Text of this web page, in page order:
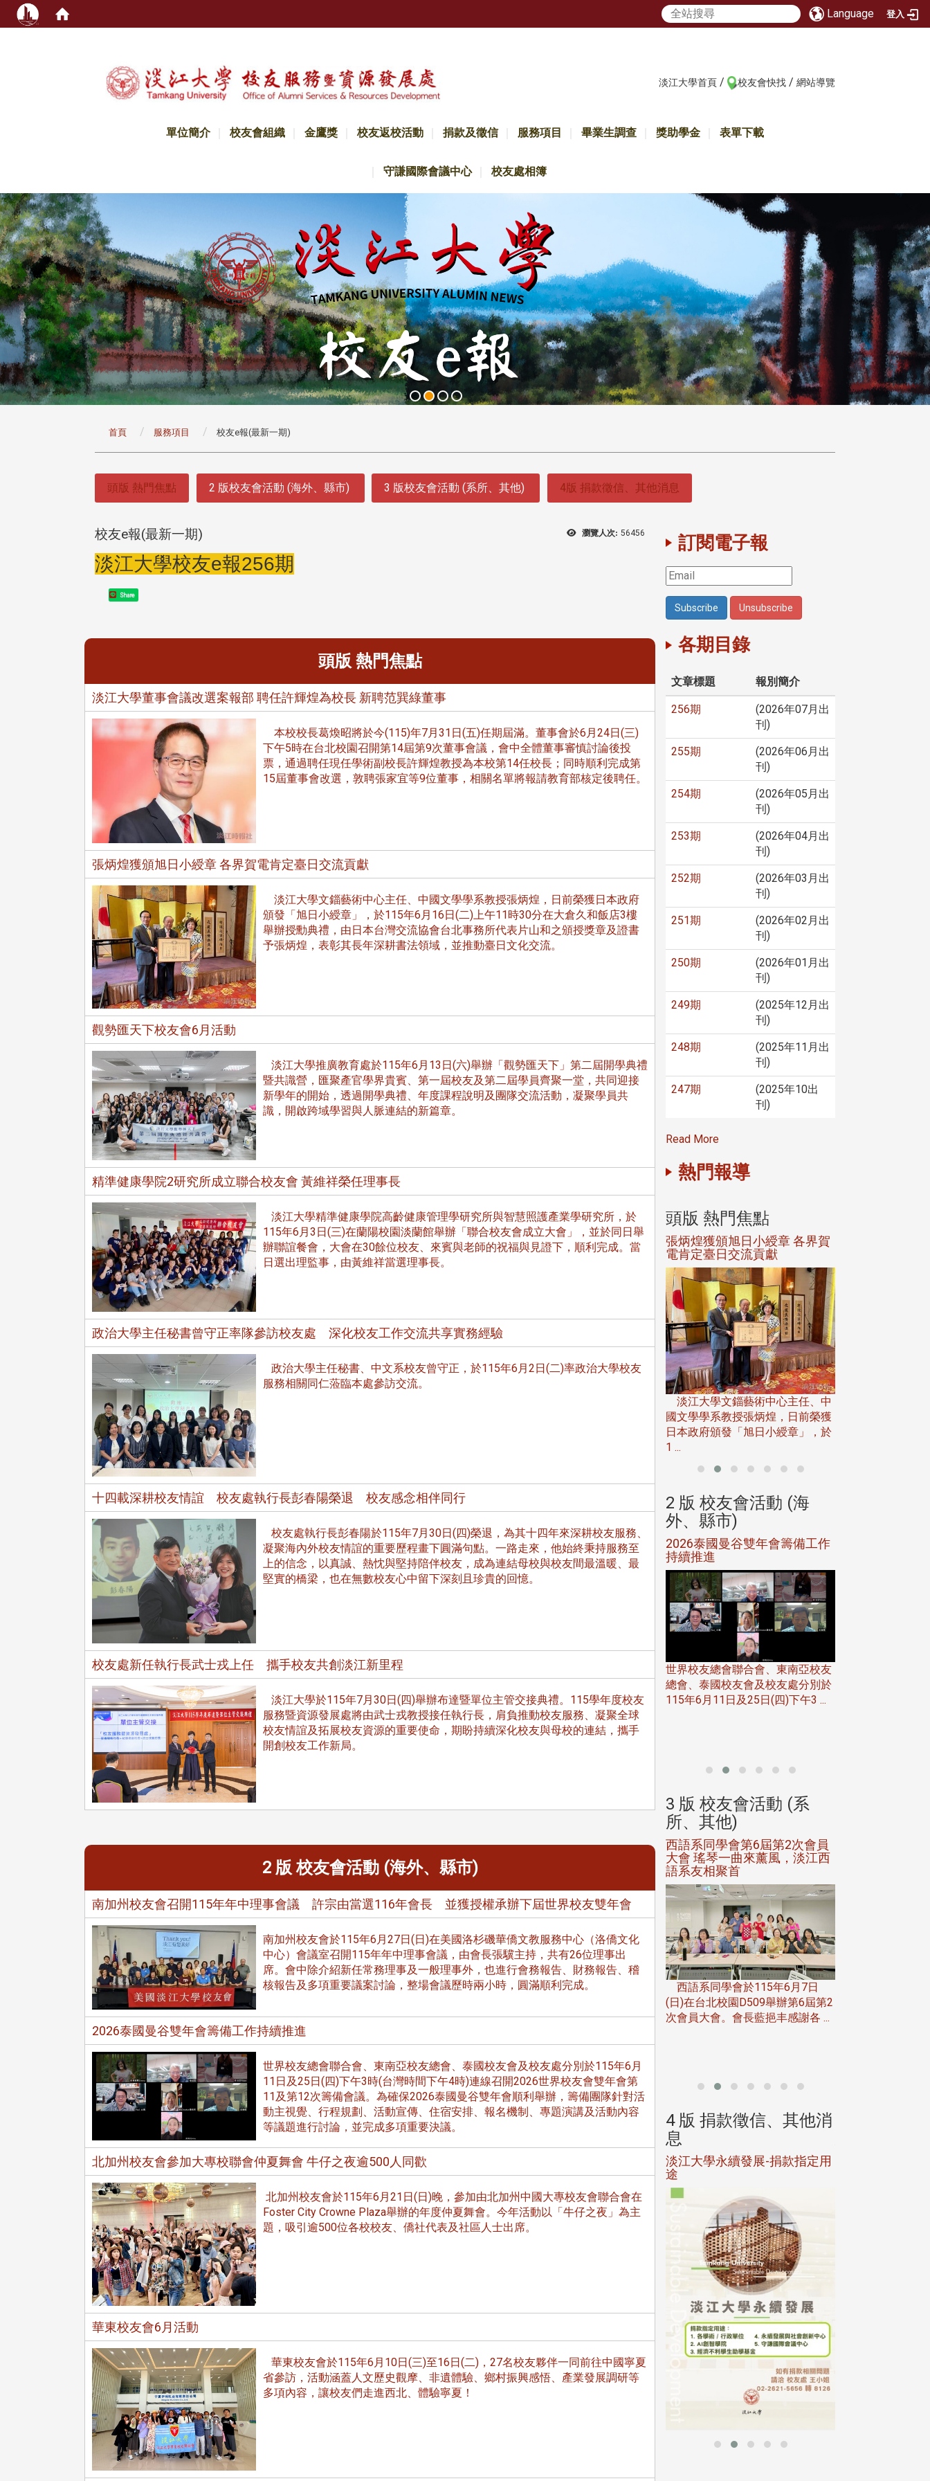
Language 登入
淡江大學首頁 / 校友會快找 / 網站導覽
單位簡介 校友會組織 金鷹獎 校友返校活動 捐款及徵信 服務項目 畢業生調查 獎助學金 表單下載
守謙國際會議中心 校友處相簿
首頁 服務項目 校友e報(最新一期)
頭版 熱門焦點 2 版校友會活動 (海外、縣市) 3 版校友會活動 (系所、其他) 4版 捐款徵信、其他消息
瀏覽人次: 56456
校友e報(最新一期)
淡江大學校友e報256期
Share
頭版 熱門焦點
淡江大學董事會議改選案報部 聘任許輝煌為校長 新聘范巽綠董事
本校校長葛煥昭將於今(115)年7月31日(五)任期屆滿。董事會於6月24日(三)
下午5時在台北校園召開第14屆第9次董事會議，會中全體董事審慎討論後投
票，通過聘任現任學術副校長許輝煌教授為本校第14任校長；同時順利完成第
15屆董事會改選，敦聘張家宜等9位董事，相關名單將報請教育部核定後聘任。
張炳煌獲頒旭日小綬章 各界賀電肯定臺日交流貢獻
淡江大學文錙藝術中心主任、中國文學學系教授張炳煌，日前榮獲日本政府
頒發「旭日小綬章」，於115年6月16日(二)上午11時30分在大倉久和飯店3樓
舉辦授勳典禮，由日本台灣交流協會台北事務所代表片山和之頒授獎章及證書
予張炳煌，表彰其長年深耕書法領域，並推動臺日文化交流。
觀勢匯天下校友會6月活動
淡江大學推廣教育處於115年6月13日(六)舉辦「觀勢匯天下」第二屆開學典禮
暨共識營，匯聚產官學界貴賓、第一屆校友及第二屆學員齊聚一堂，共同迎接
新學年的開始，透過開學典禮、年度課程說明及團隊交流活動，凝聚學員共
識，開啟跨域學習與人脈連結的新篇章。
精準健康學院2研究所成立聯合校友會 黃維祥榮任理事長
淡江大學精準健康學院高齡健康管理學研究所與智慧照護產業學研究所，於
115年6月3日(三)在蘭陽校園淡蘭館舉辦「聯合校友會成立大會」，並於同日舉
辦聯誼餐會，大會在30餘位校友、來賓與老師的祝福與見證下，順利完成。當
日選出理監事，由黃維祥當選理事長。
政治大學主任秘書曾守正率隊參訪校友處 深化校友工作交流共享實務經驗
政治大學主任秘書、中文系校友曾守正，於115年6月2日(二)率政治大學校友
服務相關同仁蒞臨本處參訪交流。
十四載深耕校友情誼 校友處執行長彭春陽榮退 校友感念相伴同行
校友處執行長彭春陽於115年7月30日(四)榮退，為其十四年來深耕校友服務、
凝聚海內外校友情誼的重要歷程畫下圓滿句點。一路走來，他始終秉持服務至
上的信念，以真誠、熱忱與堅持陪伴校友，成為連結母校與校友間最溫暖、最
堅實的橋梁，也在無數校友心中留下深刻且珍貴的回憶。
校友處新任執行長武士戎上任 攜手校友共創淡江新里程
淡江大學於115年7月30日(四)舉辦布達暨單位主管交接典禮。115學年度校友
服務暨資源發展處將由武士戎教授接任執行長，肩負推動校友服務、凝聚全球
校友情誼及拓展校友資源的重要使命，期盼持續深化校友與母校的連結，攜手
開創校友工作新局。
2 版 校友會活動 (海外、縣市)
南加州校友會召開115年年中理事會議 許宗由當選116年會長 並獲授權承辦下屆世界校友雙年會
南加州校友會於115年6月27日(日)在美國洛杉磯華僑文教服務中心（洛僑文化
中心）會議室召開115年年中理事會議，由會長張驥主持，共有26位理事出
席。會中除介紹新任常務理事及一般理事外，也進行會務報告、財務報告、稽
核報告及多項重要議案討論，整場會議歷時兩小時，圓滿順利完成。
2026泰國曼谷雙年會籌備工作持續推進
世界校友總會聯合會、東南亞校友總會、泰國校友會及校友處分別於115年6月
11日及25日(四)下午3時(台灣時間下午4時)連線召開2026世界校友會雙年會第
11及第12次籌備會議。為確保2026泰國曼谷雙年會順利舉辦，籌備團隊針對活
動主視覺、行程規劃、活動宣傳、住宿安排、報名機制、專題演講及活動內容
等議題進行討論，並完成多項重要決議。
北加州校友會參加大專校聯會仲夏舞會 牛仔之夜逾500人同歡
北加州校友會於115年6月21日(日)晚，參加由北加州中國大專校友會聯合會在
Foster City Crowne Plaza舉辦的年度仲夏舞會。今年活動以「牛仔之夜」為主
題，吸引逾500位各校校友、僑社代表及社區人士出席。
華東校友會6月活動
華東校友會於115年6月10日(三)至16日(二)，27名校友夥伴一同前往中國寧夏
省參訪，活動涵蓋人文歷史觀摩、非遺體驗、鄉村振興感悟、產業發展調研等
多項內容，讓校友們走進西北、體驗寧夏！
訂閱電子報
各期目錄
文章標題 報別簡介
256期
(2026年07月出
刊)
255期
(2026年06月出
刊)
254期
(2026年05月出
刊)
253期
(2026年04月出
刊)
252期
(2026年03月出
刊)
251期
(2026年02月出
刊)
250期
(2026年01月出
刊)
249期
(2025年12月出
刊)
248期
(2025年11月出
刊)
247期
(2025年10出
刊)
Read More
熱門報導
大學主任秘書曾守正率隊
校友處 深化校友工作交
大學主任秘書、中文系校友
正，於115年6月2日(二)率政
學校友服務相關同仁蒞臨本 ...
頭版 熱門焦點
十四載深耕校友情誼 校友處
執行長彭春陽榮退 校友感念
相伴同行
校友處執行長彭春陽於115年7月
30日(四)榮退，為其十四年來深耕
校友服務、凝聚海內外校友情 ...
頭版 熱門焦點
校友處新任執行長武士戎上
任 攜手校友共創淡江新里程
頭版 熱門焦點
淡江大學董事會議改選案報部
聘任許輝煌為校長 新聘范巽綠
頭版 熱門焦點
張炳煌獲頒旭日小綬章 各界賀
電肯定臺日交流貢獻
淡江大學文錙藝術中心主任、中
國文學學系教授張炳煌，日前榮獲
日本政府頒發「旭日小綬章」，於
1 ...
校友會活動 (海
校友會於115年6月10日(三)
日(二)，27名校友夥伴一同前
國寧夏省參訪，活 ...
2 版 校友會活動 (海
外、縣市)
台北市校友會6月份活動
台北市校友會於6月6日(六)舉辦
「新店瑠公圳知性健行活動」，在
領隊温明正學長與副領隊呂惠玲學
姐的精 ...
2 版 校友會活動 (海
台中市校友會拜會盧秀燕市
長 校友交流智慧治理凝聚向
心力
台中市校友會於115年6月24日
(三)舉辦拜會台中市政府活動。參
訪團由母校戰略所所長李大中、 ...
南加州校友會召開115年年中
理事會議 許宗由當選116年
會長 並獲授權承辦下屆世界
校友雙年會
南加州校友會於115年6月27日(日)
在美國洛杉磯華僑文教服務中心
（洛僑文化中心）會議室召開115
...
2 版 校友會活動 (海
外、縣市)
2026泰國曼谷雙年會籌備工作
持續推進
世界校友總會聯合會、東南亞校友
總會、泰國校友會及校友處分別於
115年6月11日及25日(四)下午3 ...
校友會活動 (系
系友會第3屆第4次理監事
大學電子與電機系友會於115
月28日在台北校區盛大舉辦
人科技與前瞻應用論壇」，特
3 版 校友會活動 (系
風保系友會蘭陽探梅漫遊 齊聚
在連日大雨陰霾下，風保系友會
在115年6月27日(六)舉辦的一日
遊，神奇迎來超幸運好天氣。大 ...
【校友來訪】香港校友會前會
長葉雅琴、杜天寶學長
香港校友會前會長葉雅琴學姐與
杜天寶學長一家，於115年6月4日
邱孝賢接任跨業合作協進會第2
跨業合作協進會第二屆第一次會員
大會於6月5日下午7時，在台北校
長、 ...
3 版 校友會活動 (系
所、其他)
西語系同學會第6屆第2次會員
大會 瑤琴一曲來薰風，淡江西
語系友相聚首
西語系同學會於115年6月7日
(日)在台北校園D509舉辦第6屆第2
次會員大會。會長藍挹丰感謝各 ...
個人資料保護聲明
配合「個人資料保護法」之施
並導入個資管理，對於校友之
資料應盡善良管理人之責任，
4 版 捐款徵信、其他消
息
歡迎訂閱校友e報！
4 版 捐款徵信、其他消
息
歡迎使用「淡江大學校園徵才
線上系統」
4 版 捐款徵信、其他消
4 版 捐款徵信、其他消
息
淡江大學永續發展-捐款指定用
途